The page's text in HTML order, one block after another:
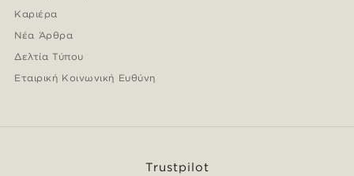
Καριέρα
Νέα Άρθρα
Δελτία Τύπου
Εταιρική Κοινωνική Ευθύνη
Trustpilot